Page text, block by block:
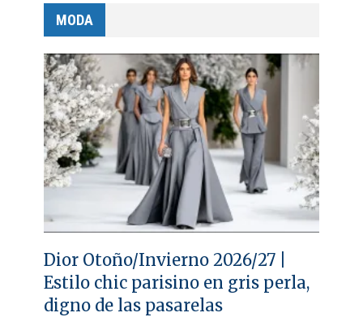
MODA
Dior Otoño/Invierno 2026/27 |
Estilo chic parisino en gris perla,
digno de las pasarelas